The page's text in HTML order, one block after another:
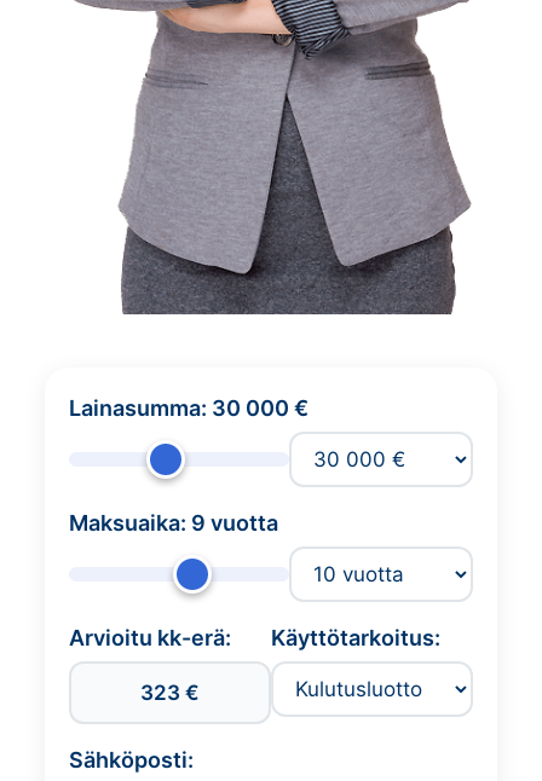
Lainasumma: 30 000 €
Maksuaika: 9 vuotta
Arvioitu kk-erä:
323 €
Käyttötarkoitus:
Kredit
Sähköposti: